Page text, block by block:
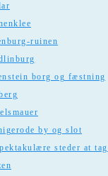
ruinen
borg og fæstning
by og slot
steder at